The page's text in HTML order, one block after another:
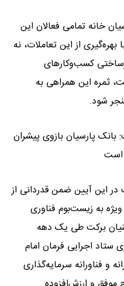
خانه تمامی فعالان این
از این تعاملات، نه
کسب‌وکارهای
ثمره این همراهی به
شود.
پارسیان بازوی پیشران
است
این آیین ضمن قدردانی از
به زیست‌بوم فناوری
برکت طی یک دهه
ستاد اجرایی فرمان امام
نوآورانه و فناورانه سرمایه‌گذاری